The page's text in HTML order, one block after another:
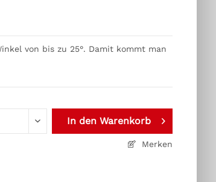
In den Warenkorb
Merken
von bis zu 25°. Damit kommt man